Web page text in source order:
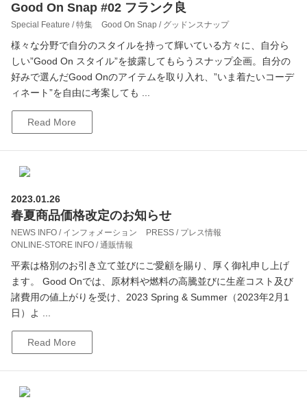
Good On Snap #02 フランク良
Special Feature / 特集 Good On Snap / グッドンスナップ
様々な分野で自分のスタイルを持って輝いている方々に、自分ら
しい”Good On スタイル”を披露してもらうスナップ企画。自分の
好みで選んだGood Onのアイテムを取り入れ、”いま着たいコーデ
ィネート”を自由に考案しても ...
Read More
2023.01.26
春夏商品価格改定のお知らせ
NEWS INFO / インフォメーション
PRESS / プレス情報
ONLINE-STORE INFO / 通販情報
平素は格別のお引き立て並びにご愛顧を賜り、厚く御礼申し上げ
ます。 Good Onでは、原材料や燃料の高騰並びに生産コスト及び
諸費用の値上がりを受け、2023 Spring & Summer（2023年2月1
日）よ ...
Read More